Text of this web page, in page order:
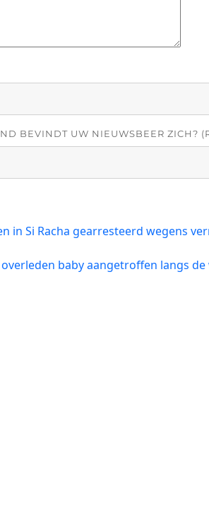
BEVINDT UW NIEUWSBEER ZICH?
in Si Racha gearresteerd wegens
baby aangetroffen langs de